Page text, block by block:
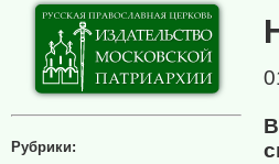
Рубрики: